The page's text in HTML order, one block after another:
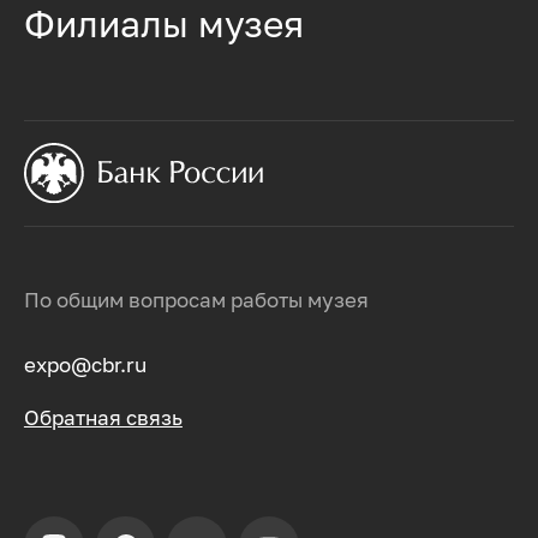
По общим вопросам работы музея
expo@cbr.ru
Обратная связь
Филиалы музея